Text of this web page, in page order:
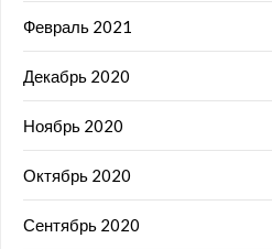
Февраль 2021
Декабрь 2020
Ноябрь 2020
Октябрь 2020
Сентябрь 2020